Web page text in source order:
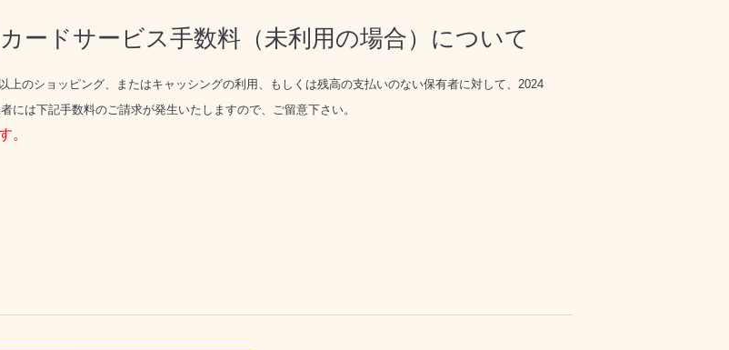
ードサービス手数料（未利用の場合）について
上のショッピング、またはキャッシングの利用、もしくは残高の支払いのない保有者に対して、 2024
には下記手数料のご請求が発生いたしますので、ご留意下さい。
。